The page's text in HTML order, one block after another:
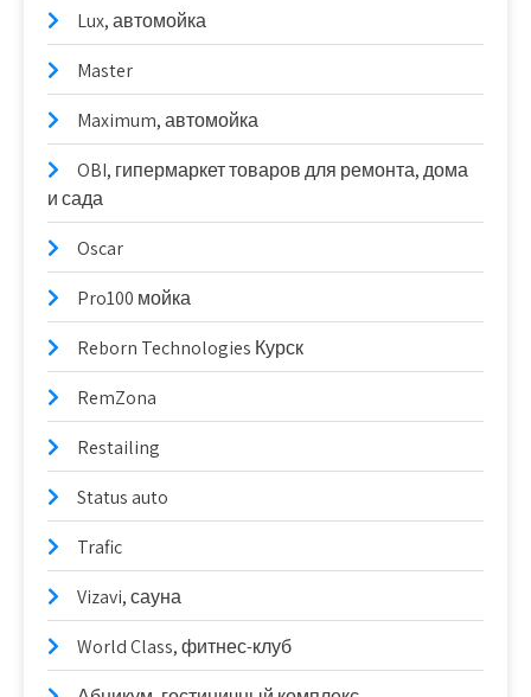
Lux, автомойка
Master
Maximum, автомойка
OBI, гипермаркет товаров для ремонта, дома
и сада
Oscar
Pro100 мойка
Reborn Technologies Курск
RemZona
Restailing
Status auto
Trafic
Vizavi, сауна
World Class, фитнес-клуб